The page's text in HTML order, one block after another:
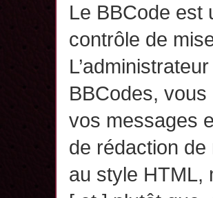
Le BBCode est
contrôle de
BBCodes,
vos messages
de rédaction
au style HTML,